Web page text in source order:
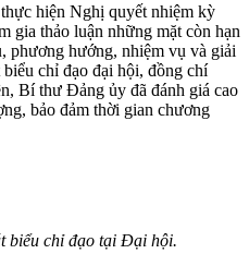
hiện Nghị quyết nhiệm kỳ
gia thảo luận những mặt còn hạn
phương hướng, nhiệm vụ và giải
chỉ đạo đại hội, đồng chí
Bí thư Đảng ủy đã đánh giá cao
bảo đảm thời gian chương
biểu chỉ đạo tại Đại hội.